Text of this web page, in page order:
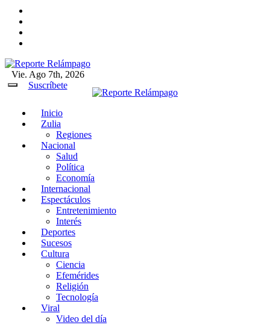
Reporte Relámpago
Claridad y rigor en cada noticia
Vie. Ago 7th, 2026
Suscríbete
Inicio
Zulia
Regiones
Nacional
Salud
Política
Economía
Internacional
Espectáculos
Entretenimiento
Interés
Deportes
Sucesos
Cultura
Ciencia
Efemérides
Religión
Tecnología
Viral
Video del día